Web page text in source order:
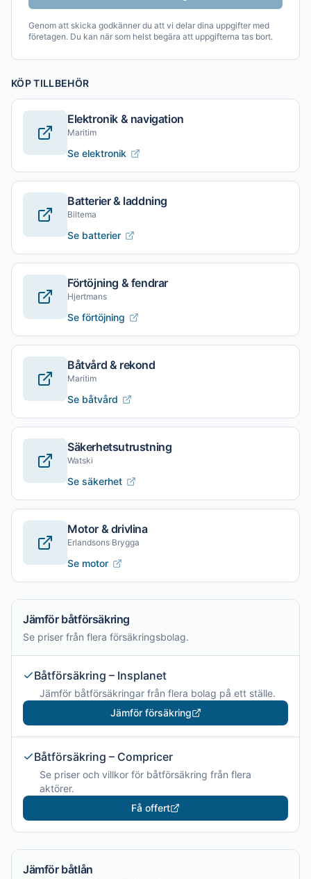
Genom att skicka godkänner du att vi delar dina uppgifter med
företagen. Du kan när som helst begära att uppgifterna tas bort.
KÖP TILLBEHÖR
Elektronik & navigation
Maritim
Se elektronik
Batterier & laddning
Biltema
Se batterier
Förtöjning & fendrar
Hjertmans
Se förtöjning
Båtvård & rekond
Maritim
Se båtvård
Säkerhetsutrustning
Watski
Se säkerhet
Motor & drivlina
Erlandsons Brygga
Se motor
Jämför båtförsäkring
Se priser från flera försäkringsbolag.
Båtförsäkring – Insplanet
Jämför båtförsäkringar från flera bolag på ett ställe.
Jämför försäkring
Båtförsäkring – Compricer
Se priser och villkor för båtförsäkring från flera
aktörer.
Få offert
Jämför båtlån